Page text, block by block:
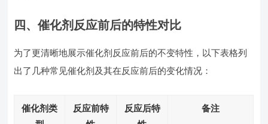
四、催化剂反应前后的特性对比
为了更清晰地展示催化剂反应前后的不变特性，以下表格列
出了几种常见催化剂及其在反应前后的变化情况：
催化剂类
反应前特
反应后特
备注